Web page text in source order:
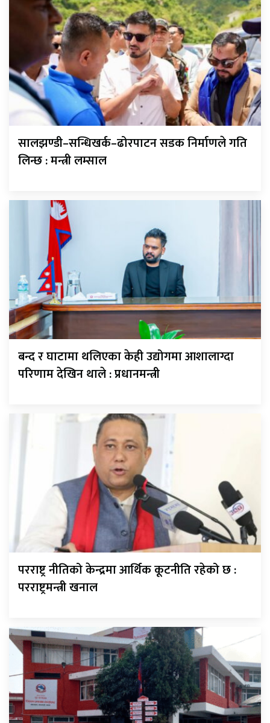
सालझण्डी–सन्धिखर्क–ढोरपाटन सडक निर्माणले गति
लिन्छ : मन्त्री लम्साल
बन्द र घाटामा थलिएका केही उद्योगमा आशालाग्दा
परिणाम देखिन थाले : प्रधानमन्त्री
परराष्ट्र नीतिको केन्द्रमा आर्थिक कूटनीति रहेको छ :
परराष्ट्रमन्त्री खनाल